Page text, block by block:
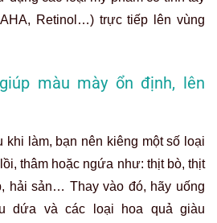
Retinol…) trực tiếp lên vùng
màu mày ổn định, lên
khi làm, bạn nên kiêng một số loại
thâm hoặc ngứa như: thịt bò, thịt
hải sản… Thay vào đó, hãy uống
dứa và các loại hoa quả giàu